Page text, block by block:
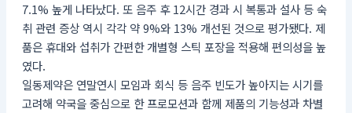
7.1% 높게 나타났다. 또 음주 후 12시간 경과 시 복통과 설사 등 숙
취 관련 증상 역시 각각 약 9%와 13% 개선된 것으로 평가됐다. 제
품은 휴대와 섭취가 간편한 개별형 스틱 포장을 적용해 편의성을 높
였다.
일동제약은 연말연시 모임과 회식 등 음주 빈도가 높아지는 시기를
고려해 약국을 중심으로 한 프로모션과 함께 제품의 기능성과 차별